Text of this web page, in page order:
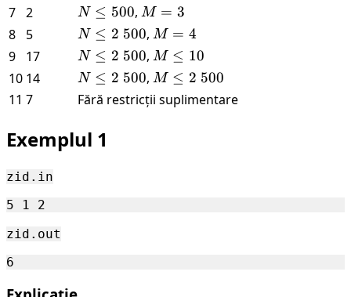
2 \
500
1
≤
500
=
2
7 2
N
≤
500
N ≤ 500, M
=
3
M = 3
8
5
N
≤ 2
\
500
N ≤ 2 500, M
=
4
M = 4
9
17
N
≤ 2
\
500
N ≤ 2 500, M
\leq
10
M ≤ 10
10 14
N
≤ 2
500
N ≤ 2 500, M
\leq
M ≤ 2 500
11 7 Fără restricții suplimentare
Exemplul 1
zid.in
zid.out